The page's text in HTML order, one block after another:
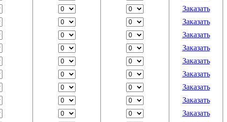
Заказать
Заказать
Заказать
Заказать
Заказать
Заказать
Заказать
Заказать
Заказать